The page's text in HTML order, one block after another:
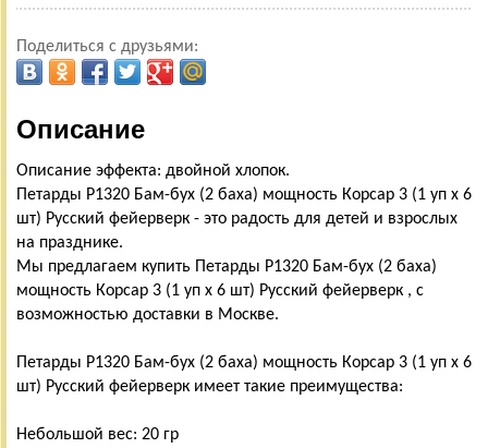
Поделиться с друзьями:
Описание
Описание эффекта: двойной хлопок.
Петарды Р1320 Бам-бух (2 баха) мощность Корсар 3 (1 уп х 6
шт) Русский фейерверк - это радость для детей и взрослых
на празднике.
Мы предлагаем купить Петарды Р1320 Бам-бух (2 баха)
мощность Корсар 3 (1 уп х 6 шт) Русский фейерверк , с
возможностью доставки в Москве.
Петарды Р1320 Бам-бух (2 баха) мощность Корсар 3 (1 уп х 6
шт) Русский фейерверк имеет такие преимущества:
Небольшой вес: 20 гр